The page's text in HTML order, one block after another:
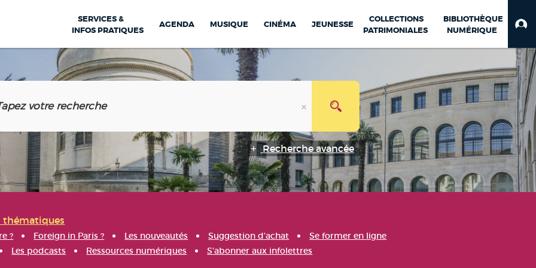
SERVICES &
INFOS PRATIQUES
AGENDA MUSIQUE CINÉMA JEUNESSE
COLLECTIONS
PATRIMONIALES
BIBLIOTHÈQUE
NUMÉRIQUE
Recherche avancée
thématiques
? Foreign in Paris ? Les nouveautés Suggestion d'achat
Se former en ligne
Les podcasts Ressources numériques S'abonner aux infolettres